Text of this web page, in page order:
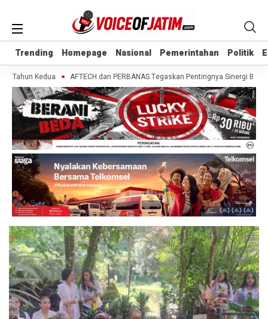
Trending Homepage Nasional Pemerintahan Politik
Trending Homepage Nasional Pemerintahan Politik
Tahun Kedua AFTECH dan PERBANAS Tegaskan Pentingnya Sinergi